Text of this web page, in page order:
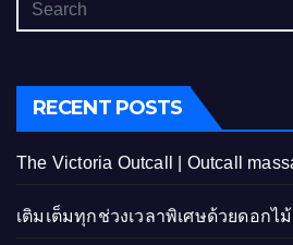
RECENT POSTS
The Victoria Outcall | Outcall
เติมเต็มทุกช่วงเวลาพิเศษด้วยดอกไ